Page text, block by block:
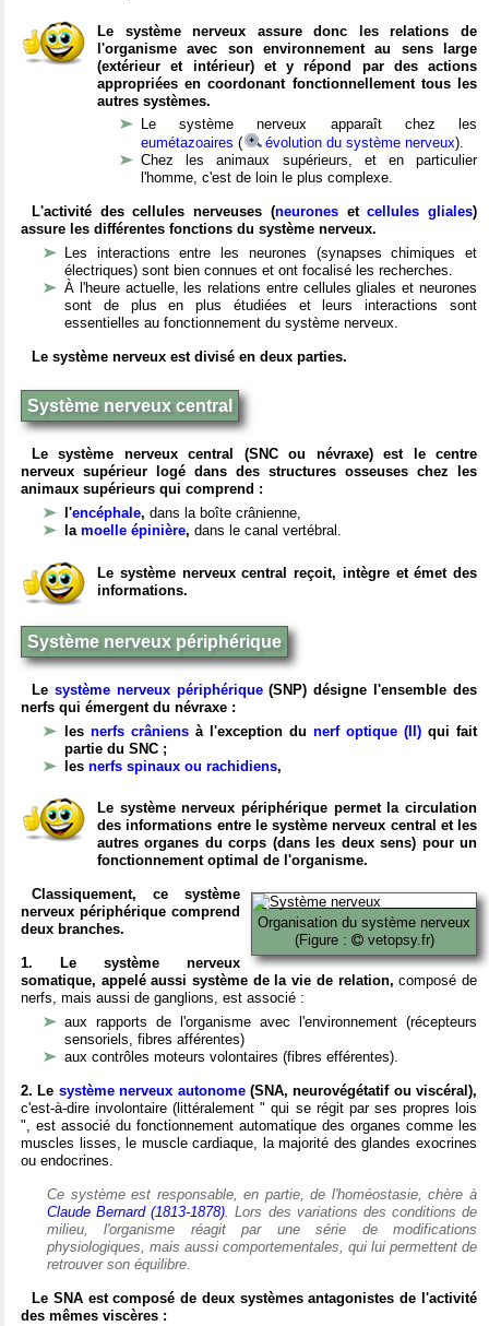
Le système nerveux assure donc les relations de
l'organisme avec son environnement au sens large
(extérieur et intérieur) et y répond par des actions
appropriées en coordonant fonctionnellement tous les
autres systèmes.
Le système nerveux apparaît chez les
eumétazoaires ( évolution du système nerveux).
Chez les animaux supérieurs, et en particulier
l'homme, c'est de loin le plus complexe.
L'activité des cellules nerveuses (neuronesetcellules gliales)
assure les différentes fonctions du système nerveux.
Les interactions entre les neurones (synapses chimiques et
électriques) sont bien connues et ont focalisé les recherches.
À l'heure actuelle, les relations entre cellules gliales et neurones
sont de plus en plus étudiées et leurs interactions sont
essentielles au fonctionnement du système nerveux.
Le système nerveux est divisé en deux parties.
Système nerveux central
Le système nerveux central (SNC ou névraxe) est le centre
nerveux supérieur logé dans des structures osseuses chez les
animaux supérieurs qui comprend :
l'encéphale, dans la boîte crânienne,
la moelle épinière, dans le canal vertébral.
Le système nerveux central reçoit, intègre et émet des
informations.
Système nerveux périphérique
Le système nerveux périphérique(SNP) désigne l'ensemble des
nerfs qui émergent du névraxe :
les nerfs crâniens à l'exception du nerf optique (II) qui fait
partie du SNC ;
les nerfs spinaux ou rachidiens,
Le système nerveux périphérique permet la circulation
des informations entre le système nerveux central et les
autres organes du corps (dans les deux sens) pour un
fonctionnement optimal de l'organisme.
Organisation du système nerveux
(Figure :
vetopsy.fr)
Classiquement, ce système
nerveux périphérique comprend
deux branches.
1. Le système nerveux
somatique, appelé aussi système de la vie de relation, composé de
nerfs, mais aussi de ganglions, est associé :
aux rapports de l'organisme avec l'environnement (récepteurs
sensoriels, fibres afférentes)
aux contrôles moteurs volontaires (fibres efférentes).
2. Le système nerveux autonome(SNA, neurovégétatif ou viscéral),
c'est-à-dire involontaire (littéralement " qui se régit par ses propres lois
", est associé du fonctionnement automatique des organes comme les
muscles lisses, le muscle cardiaque, la majorité des glandes exocrines
ou endocrines.
Ce système est responsable, en partie, de l'homéostasie, chère à
Claude Bernard (1813-1878). Lors des variations des conditions de
milieu, l'organisme réagit par une série de modifications
physiologiques, mais aussi comportementales, qui lui permettent de
retrouver son équilibre.
Le SNA est composé de deux systèmes antagonistes de l'activité
des mêmes viscères :